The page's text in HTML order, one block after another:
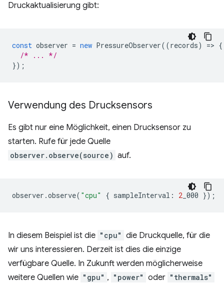
Druckaktualisierung gibt:
const observer = new PressureObserver((records) => {
/* ... */
});
Verwendung des Drucksensors
Es gibt nur eine Möglichkeit, einen Drucksensor zu
starten. Rufe für jede Quelle
observer.observe(source) auf.
observer .observe( "cpu" { sampleInterval : 2 _000 });
In diesem Beispiel ist die "cpu" die Druckquelle, für die
wir uns interessieren. Derzeit ist dies die einzige
verfügbare Quelle. In Zukunft werden möglicherweise
weitere Quellen wie "gpu" , "power" oder "thermals"